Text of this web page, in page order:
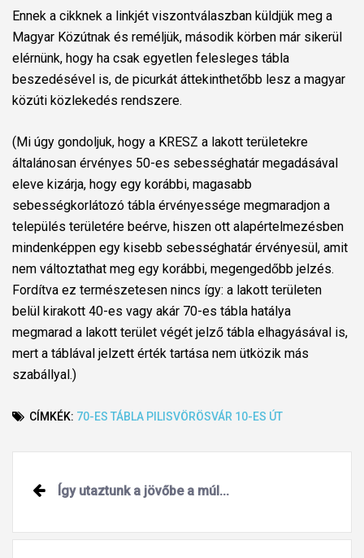
Ennek a cikknek a linkjét viszontválaszban küldjük meg a
Magyar Közútnak és reméljük, második körben már sikerül
elérnünk, hogy ha csak egyetlen felesleges tábla
beszedésével is, de picurkát áttekinthetőbb lesz a magyar
közúti közlekedés rendszere.
(Mi úgy gondoljuk, hogy a KRESZ a lakott területekre
általánosan érvényes 50-es sebességhatár megadásával
eleve kizárja, hogy egy korábbi, magasabb
sebességkorlátozó tábla érvényessége megmaradjon a
település területére beérve, hiszen ott alapértelmezésben
mindenképpen egy kisebb sebességhatár érvényesül, amit
nem változtathat meg egy korábbi, megengedőbb jelzés.
Fordítva ez természetesen nincs így: a lakott területen
belül kirakott 40-es vagy akár 70-es tábla hatálya
megmarad a lakott terület végét jelző tábla elhagyásával is,
mert a táblával jelzett érték tartása nem ütközik más
szabállyal.)
CÍMKÉK: 70-ES TÁBLA PILISVÖRÖSVÁR 10-ES ÚT
Post
navigation
Így utaztunk a jövőbe a múl...